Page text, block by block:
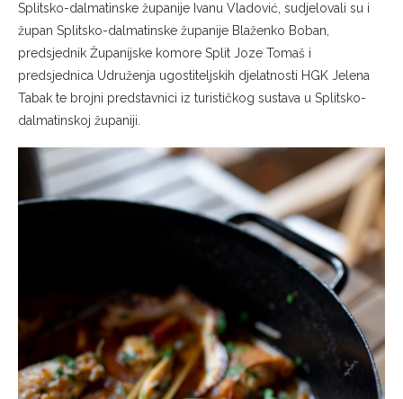
Splitsko-dalmatinske županije Ivanu Vladović, sudjelovali su i
župan Splitsko-dalmatinske županije Blaženko Boban,
predsjednik Županijske komore Split Joze Tomaš i
predsjednica Udruženja ugostiteljskih djelatnosti HGK Jelena
Tabak te brojni predstavnici iz turističkog sustava u Splitsko-
dalmatinskoj županiji.